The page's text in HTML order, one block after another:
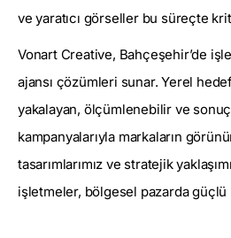
ve yaratıcı görseller bu süreçte
Vonart Creative, Bahçeşehir’de
ajansı çözümleri sunar. Yerel
yakalayan, ölçümlenebilir ve
kampanyalarıyla markaların
tasarımlarımız ve stratejik
işletmeler, bölgesel pazarda güçlü